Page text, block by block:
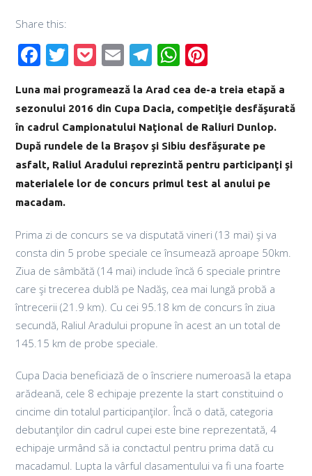
Share this:
Facebook
Twitter
Pocket
EmailTelegram
WhatsApp
Luna mai programează la Arad cea de-a treia etapă a
sezonului 2016 din Cupa Dacia, competiţie desfăşurată
în cadrul Campionatului Naţional de Raliuri Dunlop.
După rundele de la Braşov şi Sibiu desfăşurate pe
asfalt, Raliul Aradului reprezintă pentru participanţi şi
materialele lor de concurs primul test al anului pe
macadam.
Prima zi de concurs se va disputată vineri (13 mai) şi va
consta din 5 probe speciale ce însumează aproape 50km.
Ziua de sâmbătă (14 mai) include încă 6 speciale printre
care şi trecerea dublă pe Nadăş, cea mai lungă probă a
întrecerii (21.9 km). Cu cei 95.18 km de concurs în ziua
secundă, Raliul Aradului propune în acest an un total de
145.15 km de probe speciale.
Cupa Dacia beneficiază de o înscriere numeroasă la etapa
arădeană, cele 8 echipaje prezente la start constituind o
cincime din totalul participanţilor. Încă o dată, categoria
debutanţilor din cadrul cupei este bine reprezentată, 4
echipaje urmând să ia conctactul pentru prima dată cu
macadamul. Lupta la vârful clasamentului va fi una foarte